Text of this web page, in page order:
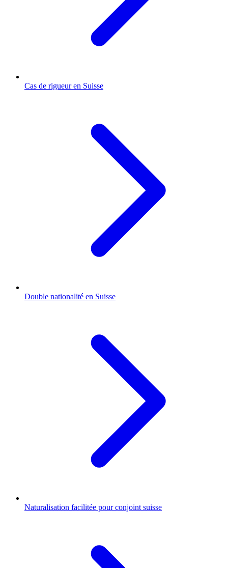
Cas de rigueur en Suisse
Double nationalité en Suisse
Naturalisation facilitée pour conjoint suisse